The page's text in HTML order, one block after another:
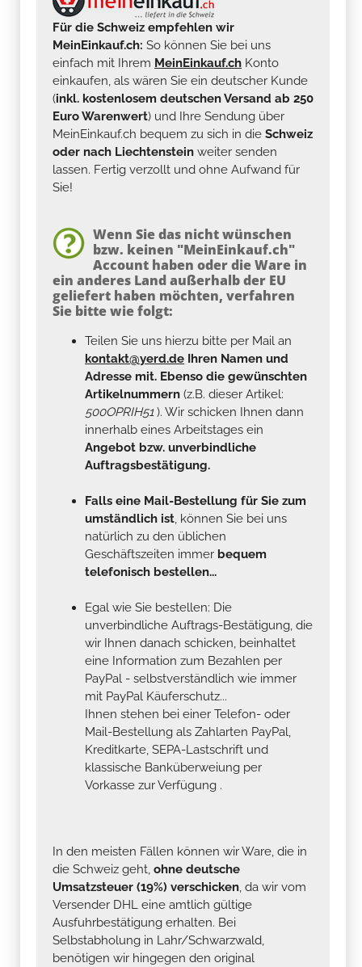
Für die Schweiz empfehlen wir
MeinEinkauf.ch: So können Sie bei uns
einfach mit Ihrem MeinEinkauf.ch Konto
einkaufen, als wären Sie ein deutscher Kunde
(inkl. kostenlosem deutschen Versand ab 250
Euro Warenwert) und Ihre Sendung über
MeinEinkauf.ch bequem zu sich in die Schweiz
oder nach Liechtenstein weiter senden
lassen. Fertig verzollt und ohne Aufwand für
Sie!
Wenn Sie das nicht wünschen
bzw. keinen "MeinEinkauf.ch"
Account haben oder die Ware in
ein anderes Land außerhalb der EU
geliefert haben möchten, verfahren
Sie bitte wie folgt:
Teilen Sie uns hierzu bitte per Mail an
kontakt@yerd.de Ihren Namen und
Adresse mit. Ebenso die gewünschten
Artikelnummern (z.B. dieser Artikel:
500OPRIH51). Wir schicken Ihnen dann
innerhalb eines Arbeitstages ein
Angebot bzw. unverbindliche
Auftragsbestätigung.
Falls eine Mail-Bestellung für Sie zum
umständlich ist, können Sie bei uns
natürlich zu den üblichen
Geschäftszeiten immer bequem
telefonisch bestellen...
Egal wie Sie bestellen: Die
unverbindliche Auftrags-Bestätigung, die
wir Ihnen danach schicken, beinhaltet
eine Information zum Bezahlen per
PayPal - selbstverständlich wie immer
mit PayPal Käuferschutz...
Ihnen stehen bei einer Telefon- oder
Mail-Bestellung als Zahlarten PayPal,
Kreditkarte, SEPA-Lastschrift und
klassische Banküberweiung per
Vorkasse zur Verfügung .
In den meisten Fällen können wir Ware, die in
die Schweiz geht, ohne deutsche
Umsatzsteuer (19%) verschicken, da wir vom
Versender DHL eine amtlich gültige
Ausfuhrbestätigung erhalten. Bei
Selbstabholung in Lahr/Schwarzwald,
benötigen wir hingegen den original